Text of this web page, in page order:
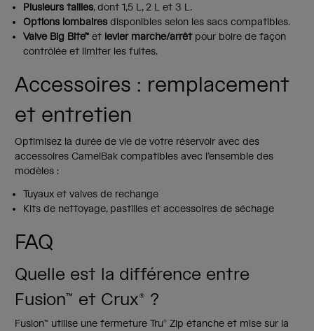
Plusieurs tailles, dont 1,5 L, 2 L et 3 L.
Options lombaires disponibles selon les sacs compatibles.
Valve Big Bite™ et levier marche/arrêtpour boire de façon
contrôlée et limiter les fuites.
Accessoires : remplacement
et entretien
Optimisez la durée de vie de votre réservoir avec des
accessoires CamelBak compatibles avec l’ensemble des
modèles :
Tuyaux et valves de rechange
Kits de nettoyage, pastilles et accessoires de séchage
FAQ
Quelle est la différence entre
Fusion™ et Crux® ?
Fusion™ utilise une fermeture Tru® Zip étanche et mise sur la